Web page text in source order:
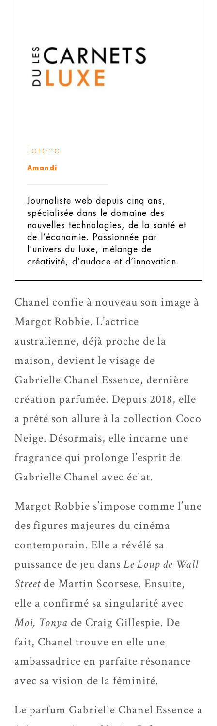
Lorena
Amandi
Journaliste web depuis cinq ans,
spécialisée dans le domaine des
nouvelles technologies, de la santé et
de l’économie. Passionnée par
l'univers du luxe, mélange de
créativité, d’audace et d’innovation.
Chanel confie à nouveau son image à
Margot Robbie. L’actrice
australienne, déjà proche de la
maison, devient le visage de
Gabrielle Chanel Essence, dernière
création parfumée. Depuis 2018, elle
a prêté son allure à la collection Coco
Neige. Désormais, elle incarne une
fragrance qui prolonge l’esprit de
Gabrielle Chanel avec éclat.
Margot Robbie s’impose comme l’une
des figures majeures du cinéma
contemporain. Elle a révélé sa
puissance de jeu dans Le Loup de Wall
Street de Martin Scorsese. Ensuite,
elle a confirmé sa singularité avec
Moi, Tonya de Craig Gillespie. De
fait, Chanel trouve en elle une
ambassadrice en parfaite résonance
avec sa vision de la féminité.
Le parfum Gabrielle Chanel Essence a